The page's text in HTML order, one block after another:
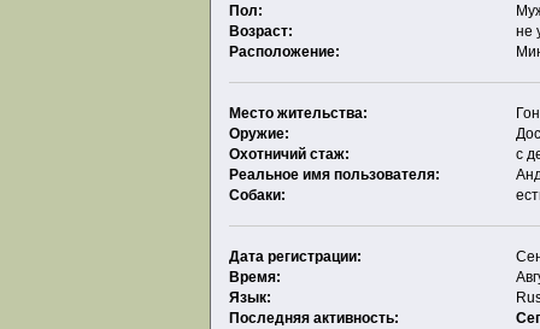
Пол:
Возраст:
не
Расположение:
Место жительства:
Оружие:
Охотничий стаж:
с
Реальное имя пользователя:
Собаки:
Дата регистрации:
Время:
Язык:
Последняя активность: